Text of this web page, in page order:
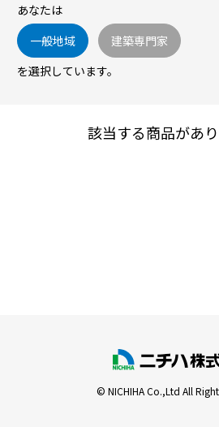
あなたは
一般地域
建築専門家
を選択しています。
該当する商品があり
© NICHIHA Co.,Ltd All